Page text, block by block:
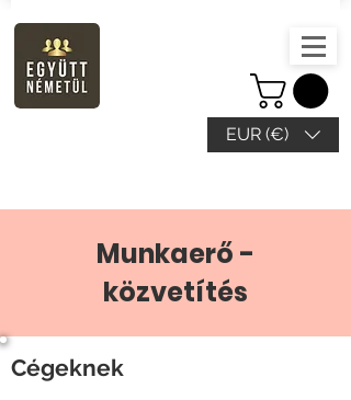
EUR (€)
Munkaerő -
közvetítés
Cégeknek